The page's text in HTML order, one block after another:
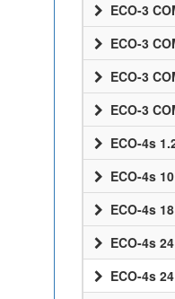
ECO-3
ECO-3
ECO-3
ECO-3
ECO-4s
ECO-4s
ECO-4s
ECO-4s
ECO-4s